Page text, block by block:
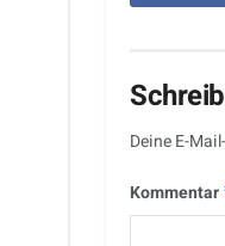
Deine E-
Kommentar